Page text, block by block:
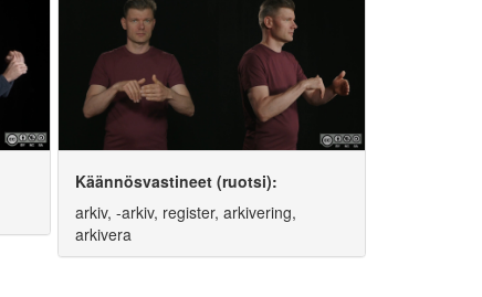
Käännösvastineet (ruotsi):
arkiv, -arkiv, register, arkivering,
arkivera